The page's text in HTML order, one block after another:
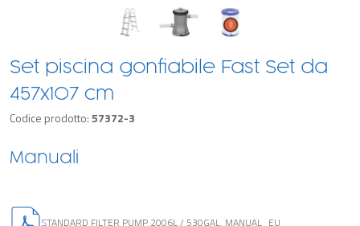
Set piscina gonfiabile Fast Set da
457x107 cm
Codice prodotto:57372-3
Manuali
STANDARD FILTER PUMP 2006L / 530GAL. MANUAL_EU